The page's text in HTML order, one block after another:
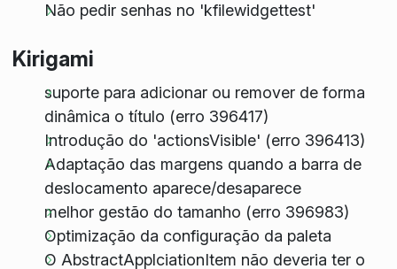
Não pedir senhas no 'kfilewidgettest'
Kirigami
suporte para adicionar ou remover de forma
dinâmica o título (erro 396417)
Introdução do 'actionsVisible' (erro 396413)
Adaptação das margens quando a barra de
deslocamento aparece/desaparece
melhor gestão do tamanho (erro 396983)
Optimização da configuração da paleta
O AbstractApplciationItem não deveria ter o